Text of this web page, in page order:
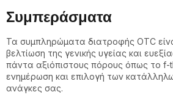
Συμπεράσματα
Τα συμπληρώματα διατροφής OTC
βελτίωση της γενικής υγείας και
πάντα αξιόπιστους πόρους όπως το f-
ενημέρωση και επιλογή των
ανάγκες σας.